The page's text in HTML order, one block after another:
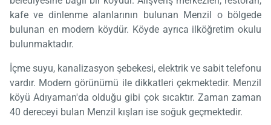
kafe ve dinlenme alanlarının bulunan Menzil o bölgede
bulunan en modern köydür. Köyde ayrıca ilköğretim okulu
bulunmaktadır.
İçme suyu, kanalizasyon şebekesi, elektrik ve sabit telefonu
vardır. Modern görünümü ile dikkatleri çekmektedir. Menzil
köyü Adıyaman'da olduğu gibi çok sıcaktır. Zaman zaman
40 dereceyi bulan Menzil kışları ise soğuk geçmektedir.